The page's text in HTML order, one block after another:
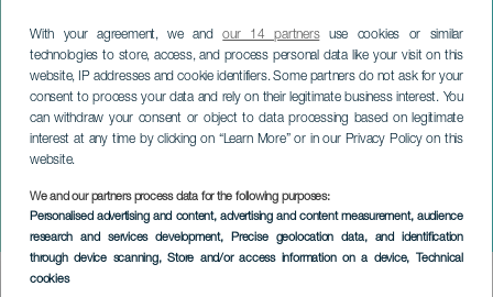
With your agreement, we andour 14 partnersuse cookies or similar
technologies to store, access, and process personal data like your visit on this
website, IP addresses and cookie identifiers. Some partners do not ask for your
consent to process your data and rely on their legitimate business interest. You
can withdraw your consent or object to data processing based on legitimate
interest at any time by clicking on “Learn More” or in our Privacy Policy on this
website.
We and our partners process data for the following purposes:
Personalised advertising and content, advertising and content measurement, audience
research and services development, Precise geolocation data, and identification
through device scanning, Store and/or access information on a device, Technical
cookies
Aduares en concierto
LA PALMA
Imagen